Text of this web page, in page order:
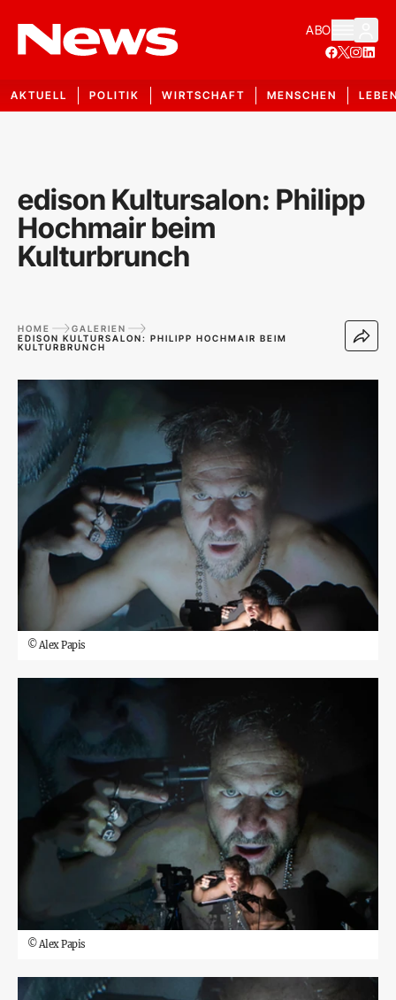
ABO
AKTUELL POLITIK WIRTSCHAFT MENSCHEN
edison Kultursalon: Philipp
Hochmair beim
Kulturbrunch
HOME
GALERIEN
EDISON KULTURSALON: PHILIPP HOCHMAIR BEIM
KULTURBRUNCH
©Alex Papis
©Alex Papis